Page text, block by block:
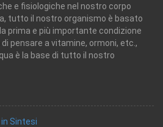
e fisiologiche nel nostro corpo
tutto il nostro organismo è basato
prima e più importante condizione
pensare a vitamine, ormoni, etc.,
è la base di tutto il nostro
Sintesi